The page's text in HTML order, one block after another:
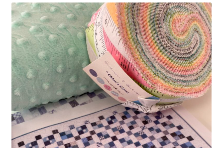
Shop
Versandarten
Warenkorb
Widerrufsbelehrung
Zahlungsarten